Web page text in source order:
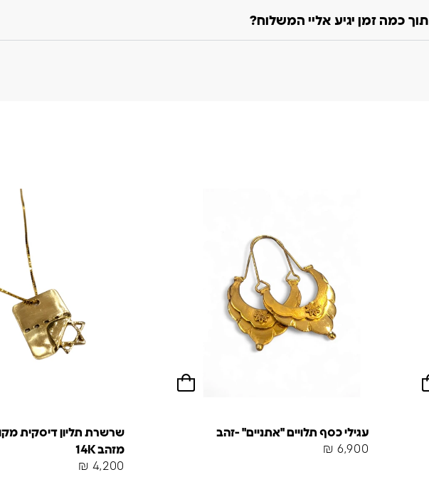
תוך כמה זמן יגיע אליי המשלוח?
עגילי כסף תלויים "אתניים" -זהב
₪ 6,900
שרשרת תליון דיסקית
מזהב 14K
₪ 4,200